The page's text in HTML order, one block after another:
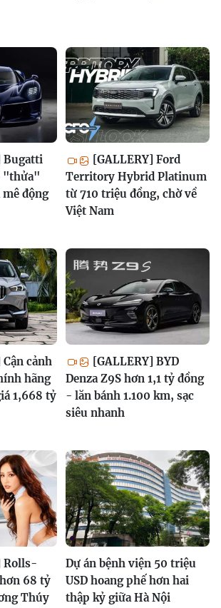
Bugatti
"thửa"
động
[GALLERY] Ford
Territory Hybrid Platinum
từ 710 triệu đồng, chờ về
Việt Nam
cảnh
hãng
1,668 tỷ
[GALLERY] BYD
Denza Z9S hơn 1,1 tỷ đồng
- lăn bánh 1.100 km, sạc
siêu nhanh
Rolls-
68 tỷ
Thúy
Dự án bệnh viện 50 triệu
USD hoang phế hơn hai
thập kỷ giữa Hà Nội